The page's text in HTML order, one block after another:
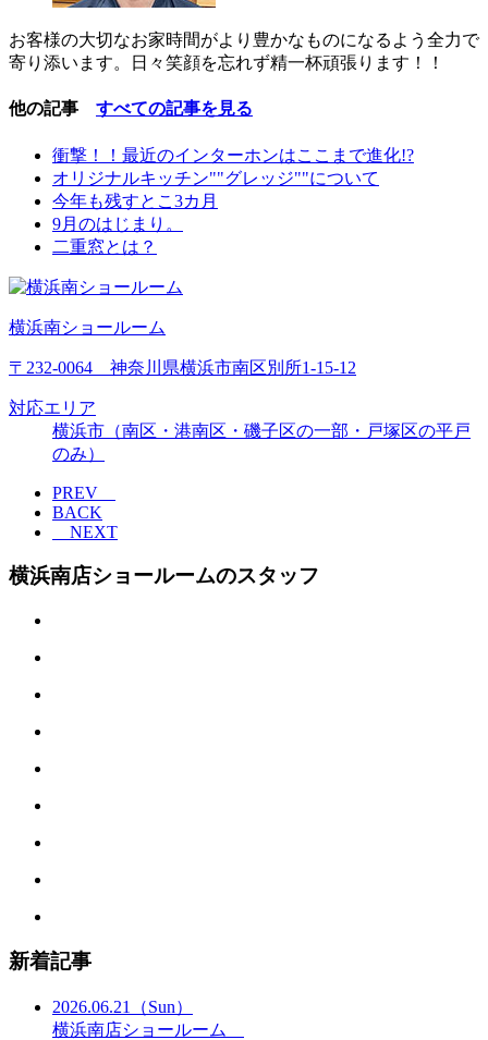
お客様の大切なお家時間がより豊かなものになるよう全力で
寄り添います。日々笑顔を忘れず精一杯頑張ります！！
他の記事 すべての記事を見る
衝撃！！最近のインターホンはここまで進化!?
オリジナルキッチン""グレッジ""について
今年も残すとこ3カ月
9月のはじまり。
二重窓とは？
横浜南ショールーム
〒232-0064 神奈川県横浜市南区別所1-15-12
対応エリア
横浜市（南区・港南区・磯子区の一部・戸塚区の平戸
のみ）
PREV
BACK
NEXT
横浜南店ショールームのスタッフ
新着記事
2026.06.21
（Sun）
横浜南店ショールーム